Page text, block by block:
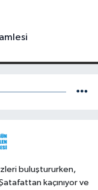
buluştururken,
kaçınıyor ve